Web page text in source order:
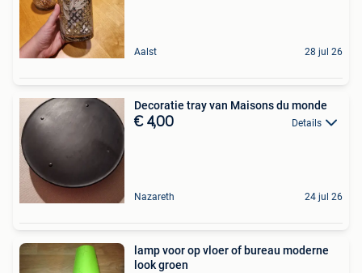
Aalst 28 jul 26
Decoratie tray van Maisons du monde
€ 4,00 Details
Nazareth 24 jul 26
lamp voor op vloer of bureau moderne
look groen